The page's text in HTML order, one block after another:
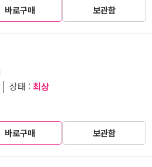
바로구매 보관함
상태 : 최상
바로구매 보관함